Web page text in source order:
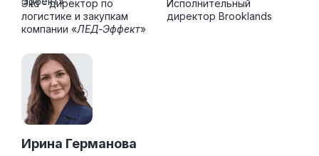
Экс - директор по
логистике и закупкам
компании «ЛЕД-Эффект»
Исполнительный
директор Brooklands
Ирина Германова